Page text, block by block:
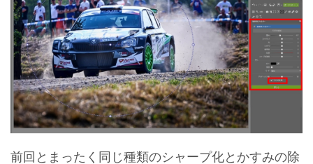
前回とまったく同じ種類のシャープ化とかすみの除